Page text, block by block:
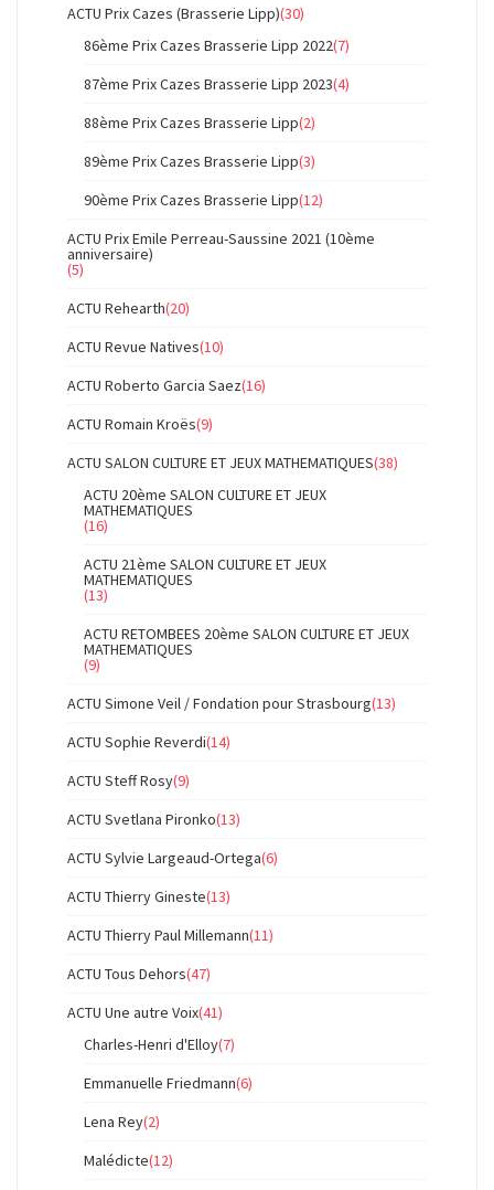
ACTU Prix Cazes (Brasserie Lipp)(30)
86ème Prix Cazes Brasserie Lipp 2022(7)
87ème Prix Cazes Brasserie Lipp 2023(4)
88ème Prix Cazes Brasserie Lipp(2)
89ème Prix Cazes Brasserie Lipp(3)
90ème Prix Cazes Brasserie Lipp(12)
ACTU Prix Emile Perreau-Saussine 2021 (10ème
anniversaire)
(5)
ACTU Rehearth(20)
ACTU Revue Natives(10)
ACTU Roberto Garcia Saez(16)
ACTU Romain Kroës(9)
ACTU SALON CULTURE ET JEUX MATHEMATIQUES(38)
ACTU 20ème SALON CULTURE ET JEUX
MATHEMATIQUES
(16)
ACTU 21ème SALON CULTURE ET JEUX
MATHEMATIQUES
(13)
ACTU RETOMBEES 20ème SALON CULTURE ET JEUX
MATHEMATIQUES
(9)
ACTU Simone Veil / Fondation pour Strasbourg(13)
ACTU Sophie Reverdi(14)
ACTU Steff Rosy(9)
ACTU Svetlana Pironko(13)
ACTU Sylvie Largeaud-Ortega(6)
ACTU Thierry Gineste(13)
ACTU Thierry Paul Millemann(11)
ACTU Tous Dehors(47)
ACTU Une autre Voix(41)
Charles-Henri d'Elloy(7)
Emmanuelle Friedmann(6)
Lena Rey(2)
Malédicte(12)